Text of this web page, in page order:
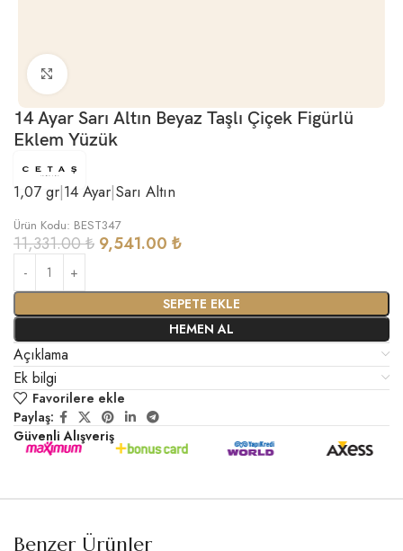
Büyütmek için tıklayın
14 Ayar Sarı Altın Beyaz Taşlı Çiçek Figürlü
Eklem Yüzük
1,07 gr|14 Ayar|Sarı Altın
Ürün Kodu: BEST347
11,331.00₺ 9,541.00 ₺
SEPETE EKLE
HEMEN AL
Açıklama
Ek bilgi
Favorilere ekle
Paylaş:
Güvenli Alışveriş
Benzer Ürünler